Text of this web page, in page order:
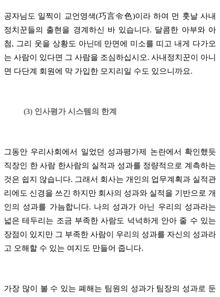
공자님도 일찍이 교언영색(巧言令色)이라 하여 먼 훗날 사내
정치꾼들의 출현을 경계하신 바 있습니다. 달콤한 아부와 아
첨, 그리 웃을 상황도 아닌데 만면에 미소를 띠고 내게 다가오
는 사람이 있다면 그 사람을 조심하십시오. 사내정치꾼이 아니
면 다단계 회원에 막 가입한 모지리일 수도 있으니까요.
(3) 인사평가 시스템의 한계
그동안 우리사회에서 일었던 성과평가제 논란에서 확인했듯
직장인 한 사람 한사람의 실적과 성과를 정량적으로 계측하는
것은 쉽지 않습니다. 그래서 회사는 개인의 업무계획과 실적관
리에도 신경을 쓰긴 하지만 회사의 성과와 실적을 기반으로 개
인의 성과를 가늠합니다. 나의 성과가 아닌 우리의 성과라는
넓은 테두리는 조금 부족한 사람도 넉넉하게 안아 줄 수 있는
장점이 있지만 그 부족한 사람이 우리의 성과를 자신의 성과라
고 오해할 수 있는 여지도 만들어 줍니다.
가장 많이 볼 수 있는 폐해는 팀원의 성과가 팀장의 성과로 둔